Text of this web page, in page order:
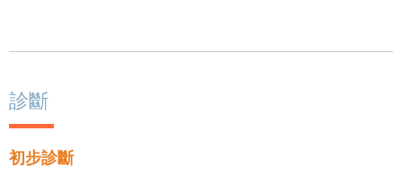
診斷
初步診斷